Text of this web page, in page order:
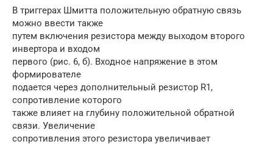
В триггерах Шмитта положительную обратную связь
можно ввести также
путем включения резистора между выходом второго
инвертора и входом
первого (рис. 6, б). Входное напряжение в этом
формирователе
подается через дополнительный резистор R1,
сопротивление которого
также влияет на глубину положительной обратной
связи. Увеличение
сопротивления этого резистора увеличивает